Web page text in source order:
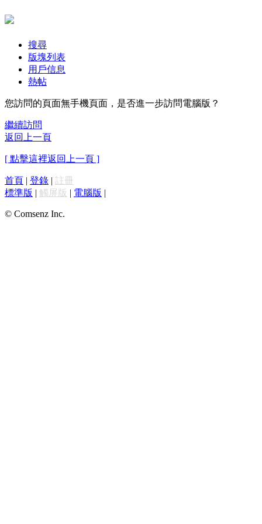
搜尋
版塊列表
用戶信息
熱帖
您訪問的頁面無手機頁面，是否進一步訪問電腦版？
繼續訪問
返回上一頁
[ 點擊這裡返回上一頁 ]
首頁 | 登錄 | 註冊
標準版 | 觸屏版 | 電腦版 |
© Comsenz Inc.